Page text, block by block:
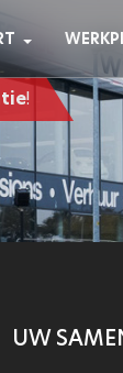
!
UW